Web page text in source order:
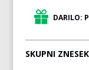
DARILO:
SKUPNI